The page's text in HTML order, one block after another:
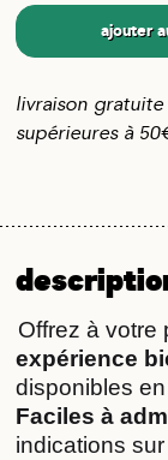
ajouter
livraison
supérieures à
expérience
Faciles à
indications